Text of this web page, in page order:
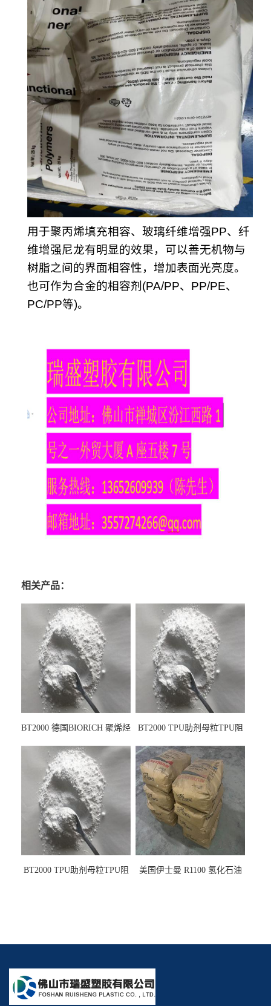
用于聚丙烯填充相容、玻璃纤维增强PP、纤
维增强尼龙有明显的效果，可以善无机物与
树脂之间的界面相容性，增加表面光亮度。
也可作为合金的相容剂(PA/PP、PP/PE、
PC/PP等)。
相关产品：
BT2000 德国BIORICH 聚烯烃
墨阻燃剂 TPU抗黄变剂 抗黄
变耐黄剂
BT2000 TPU助剂母粒TPU阻
剂雾面滑剂防粘剂 TPU抗黄
变剂 抗黄变耐黄剂
BT2000 TPU助剂母粒TPU阻
美国伊士曼 R1100 氢化石油